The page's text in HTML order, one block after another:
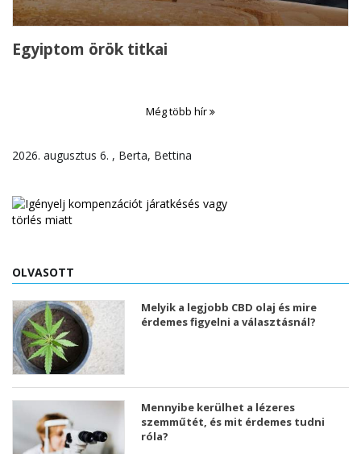
Egyiptom örök titkai
Még több hír
2026. augusztus 6. , Berta, Bettina
OLVASOTT
Melyik a legjobb CBD olaj és mire
érdemes figyelni a választásnál?
Mennyibe kerülhet a lézeres
szemműtét, és mit érdemes tudni
róla?